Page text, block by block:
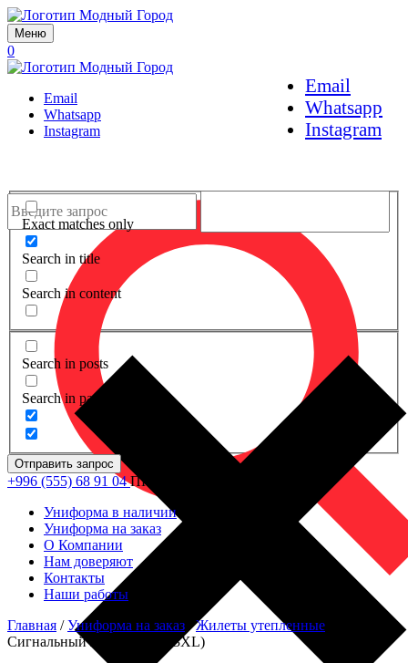
Меню
0
Email
Whatsapp
Instagram
Email
Whatsapp
Instagram
Exact matches only
Search in title
Search in content
Search in posts
Search in pages
Отправить запрос
+996 (555) 68 91 04ПН - ПТ: 09.00 - 18.00
Униформа в наличии
Униформа на заказ
О Компании
Нам доверяют
Контакты
Наши работы
Главная /Униформа на заказ /Жилеты утепленные
Сигнальный жилет (M, L, 3XL)